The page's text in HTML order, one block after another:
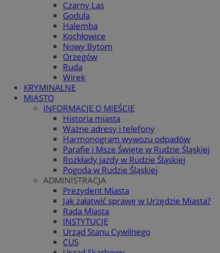
Czarny Las
Godula
Halemba
Kochłowice
Nowy Bytom
Orzegów
Ruda
Wirek
KRYMINALNE
MIASTO
INFORMACJE O MIEŚCIE
Historia miasta
Ważne adresy i telefony
Harmonogram wywozu odpadów
Parafie i Msze Święte w Rudzie Śląskiej
Rozkłady jazdy w Rudzie Śląskiej
Pogoda w Rudzie Śląskiej
ADMINISTRACJA
Prezydent Miasta
Jak załatwić sprawę w Urzędzie Miasta?
Rada Miasta
INSTYTUCJE
Urząd Stanu Cywilnego
CUS